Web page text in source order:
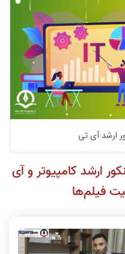
ارشد آی تی
ارشد کامپیوتر و آی
فیلم‌ها